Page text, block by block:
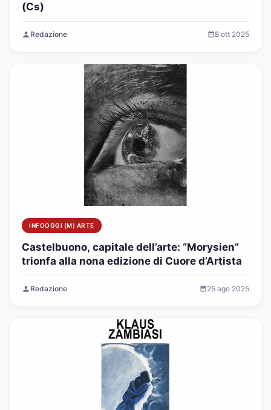
(Cs)
Redazione 8 ott 2025
INFOOGGI (M) ARTE
Castelbuono, capitale dell’arte: “Morysien”
trionfa alla nona edizione di Cuore d’Artista
Redazione 25 ago 2025